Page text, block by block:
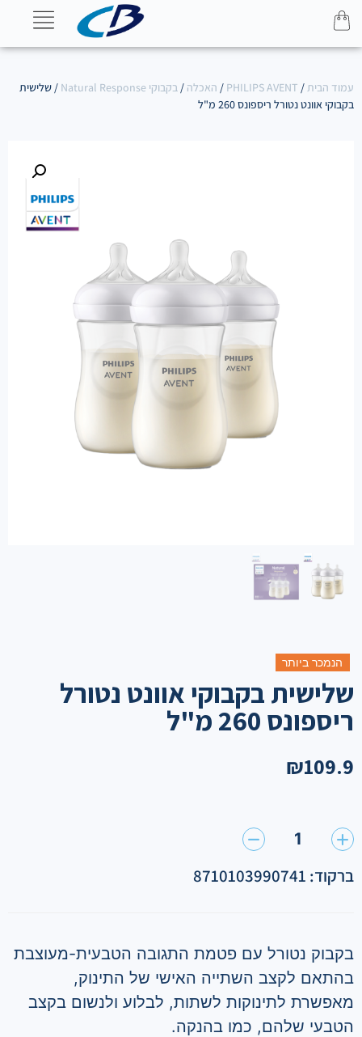
עמוד הבית/
PHILIPS AVENT
/ האכלה / בקבוקי Natural Response
/ שלישית
בקבוקי אוונט נטורל ריספונס 260 מ"ל
הנמכר ביותר
שלישית בקבוקי אוונט נטורל
ריספונס 260 מ"ל
₪109.9
1
ברקוד: 8710103990741
בקבוק נטורל עם פטמת התגובה הטבעית-מעוצבת
בהתאם לקצב השתייה האישי של התינוק,
מאפשרת לתינוקות לשתות, לבלוע ולנשום בקצב
הטבעי שלהם, כמו בהנקה.